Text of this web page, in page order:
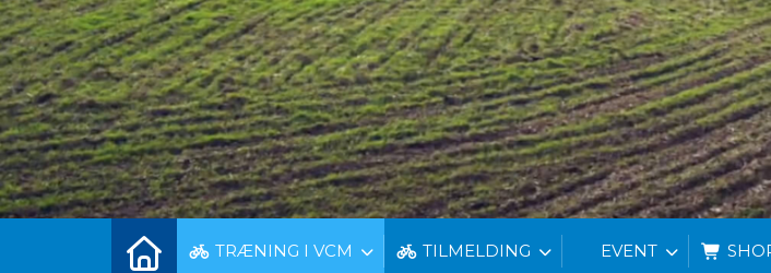
TRÆNING I VCM TILMELDING EVENT